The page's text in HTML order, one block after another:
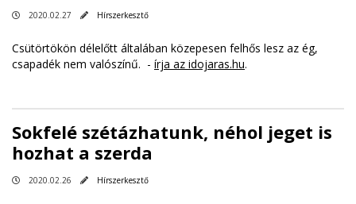
2020.02.27 Hírszerkesztő
Csütörtökön délelőtt általában közepesen felhős lesz az ég,
csapadék nem valószínű. - írja az idojaras.hu.
Sokfelé szétázhatunk, néhol jeget is
hozhat a szerda
2020.02.26 Hírszerkesztő